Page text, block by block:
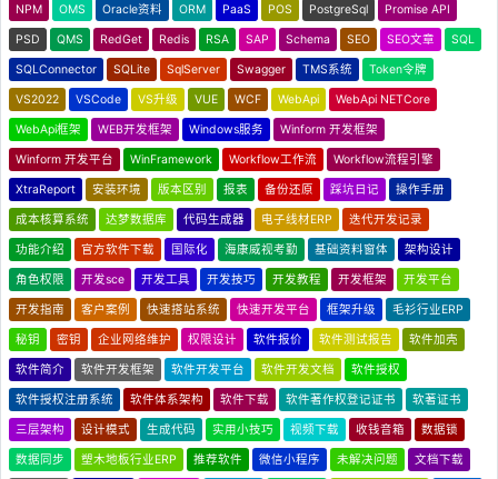
NPM OMS Oracle资料 ORM PaaS POS PostgreSql Promise API
PSD QMS RedGet Redis RSA SAP Schema SEO SEO文章 SQL
SQLConnector SQLite SqlServer Swagger TMS系统 Token令牌
VS2022 VSCode VS升级 VUE WCF WebApi WebApi NETCore
WebApi框架 WEB开发框架 Windows服务 Winform 开发框架
Winform 开发平台 WinFramework Workflow工作流 Workflow流程引擎
XtraReport 安装环境 版本区别 报表 备份还原 踩坑日记 操作手册
成本核算系统 达梦数据库 代码生成器 电子线材ERP 迭代开发记录
功能介绍 官方软件下载 国际化 海康威视考勤 基础资料窗体 架构设计
角色权限 开发sce 开发工具 开发技巧 开发教程 开发框架 开发平台
开发指南 客户案例 快速搭站系统 快速开发平台 框架升级 毛衫行业ERP
秘钥 密钥 企业网络维护 权限设计 软件报价 软件测试报告 软件加壳
软件简介 软件开发框架 软件开发平台 软件开发文档 软件授权
软件授权注册系统 软件体系架构 软件下载 软件著作权登记证书 软著证书
三层架构 设计模式 生成代码 实用小技巧 视频下载 收钱音箱 数据锁
数据同步 塑木地板行业ERP 推荐软件 微信小程序 未解决问题 文档下载